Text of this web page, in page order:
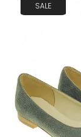
SALE